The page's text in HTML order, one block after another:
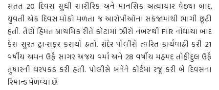
સતત 20 દિવસ સુધી શારીરિક અને માનસિક અત્યાચાર વેઠ્યા બાદ,
યુવતી એક દિવસ મોકો મળતા જ આરોપીઓના સકંજામાંથી ભાગી છૂટી
હતી. તેણે હિંમત પ્રાથમિક રીતે કોટામાં ‘ઝીરો નંબર’થી FIR નોંધાયા બાદ
કેસ સુરત ટ્રાન્સફર કરાયો હતો. રાંદેર પોલીસે ત્વરિત કાર્યવાહી કરી 21
વર્ષીય અમન ઉર્ફે સાગર અજય વર્મા અને 28 વર્ષીય મહંમદ તોહીદુલ ઉર્ફે
તુષારની ધરપકડ કરી હતી. પોલીસે બંનેને કોર્ટમાં રજૂ કરી બે દિવસના
રિમાન્ડ મેળવ્યા છે.